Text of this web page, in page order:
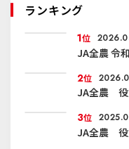
ランキング
1位
JA全農 令
2位
JA全農 役
3位
JA全農 役